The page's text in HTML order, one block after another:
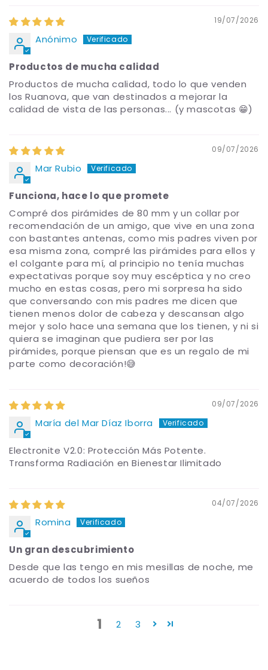
19/07/2026
Anónimo
Productos de mucha calidad
Productos de mucha calidad, todo lo que venden
los Ruanova, que van destinados a mejorar la
calidad de vista de las personas... (y mascotas 😁)
09/07/2026
Mar Rubio
Funciona, hace lo que promete
Compré dos pirámides de 80 mm y un collar por
recomendación de un amigo, que vive en una zona
con bastantes antenas, como mis padres viven por
esa misma zona, compré las pirámides para ellos y
el colgante para mí, al principio no tenía muchas
expectativas porque soy muy escéptica y no creo
mucho en estas cosas, pero mi sorpresa ha sido
que conversando con mis padres me dicen que
tienen menos dolor de cabeza y descansan algo
mejor y solo hace una semana que los tienen, y ni si
quiera se imaginan que pudiera ser por las
pirámides, porque piensan que es un regalo de mi
parte como decoración!😅
09/07/2026
María del Mar Díaz Iborra
Electronite V2.0: Protección Más Potente.
Transforma Radiación en Bienestar Ilimitado
04/07/2026
Romina
Un gran descubrimiento
Desde que las tengo en mis mesillas de noche, me
acuerdo de todos los sueños
1 2 3